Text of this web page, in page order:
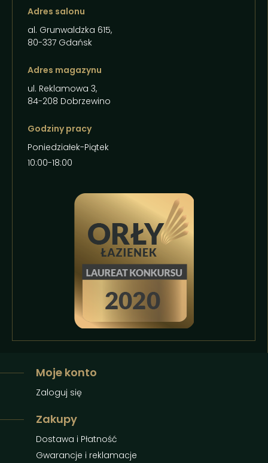
Adres salonu
al. Grunwaldzka 615,
80-337 Gdańsk
Adres magazynu
ul. Reklamowa 3,
84-208 Dobrzewino
Godziny pracy
Poniedziałek-Piątek
10:00-18:00
Moje konto
Zaloguj się
Zakupy
Dostawa i Płatność
Gwarancje i reklamacje